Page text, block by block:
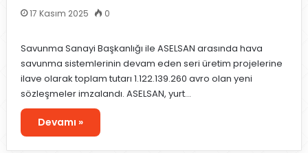
17 Kasım 2025 0
Savunma Sanayi Başkanlığı ile ASELSAN arasında hava
savunma sistemlerinin devam eden seri üretim projelerine
ilave olarak toplam tutarı 1.122.139.260 avro olan yeni
sözleşmeler imzalandı. ASELSAN, yurt…
Devamı »